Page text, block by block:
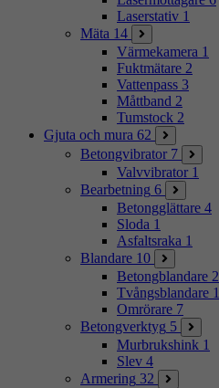
Laserstativ 1
Mäta 14
Värmekamera 1
Fuktmätare 2
Vattenpass 3
Måttband 2
Tumstock 2
Gjuta och mura 62
Betongvibrator 7
Valvvibrator 1
Bearbetning 6
Betongglättare 4
Sloda 1
Asfaltsraka 1
Blandare 10
Betongblandare 2
Tvångsblandare 1
Omrörare 7
Betongverktyg 5
Murbrukshink 1
Slev 4
Armering 32